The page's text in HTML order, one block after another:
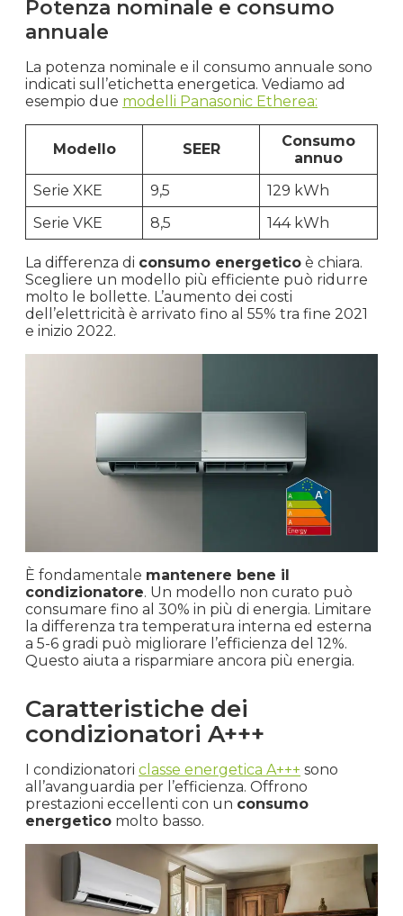
Potenza nominale e consumo
annuale
La potenza nominale e il consumo annuale sono
indicati sull’etichetta energetica. Vediamo ad
esempio due modelli Panasonic Etherea:
Modello SEER
Consumo
annuo
Serie XKE
9,5
129 kWh
Serie VKE
8,5 144 kWh
La differenza di consumo energetico è chiara.
Scegliere un modello più efficiente può ridurre
molto le bollette. L’aumento dei costi
dell’elettricità è arrivato fino al 55% tra fine 2021
e inizio 2022.
È fondamentale mantenere bene il
condizionatore. Un modello non curato può
consumare fino al 30% in più di energia. Limitare
la differenza tra temperatura interna ed esterna
a 5-6 gradi può migliorare l’efficienza del 12%.
Questo aiuta a risparmiare ancora più energia.
Caratteristiche dei
condizionatori A+++
I condizionatori classe energetica A+++ sono
all’avanguardia per l’efficienza. Offrono
prestazioni eccellenti con un consumo
energetico molto basso.